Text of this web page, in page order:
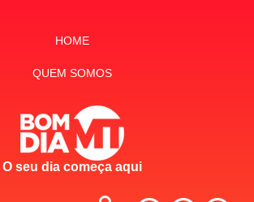
HOME
QUEM SOMOS
O seu dia começa aqui